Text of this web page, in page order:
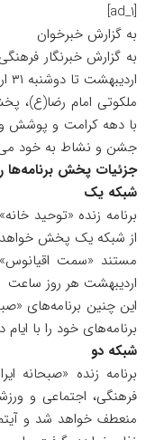
[ad_1]
به گزارش خبرخوان
ملکوتی امام رضا(ع)،
با دهه کرامت و پوشش
جشن و نشاط به خود
جزئیات پخش برنامه‌ها را
شبکه یک
از شبکه یک پخش
اردیبهشت هر روز ساعت ۱۲:۴۵ روی آنتن شبکه یک سیما می‌رود.
این چنین برنامه‌های
برنامه‌های خود را با
شبکه دو
برنامه زنده «صبحانه
فرهنگی، اجتماعی و
منعطف خواهد شد و